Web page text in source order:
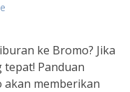
ke Bromo? Jika
tepat! Panduan
memberikan